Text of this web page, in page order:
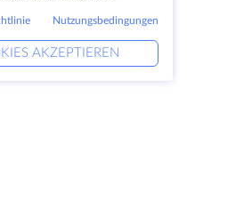
Nutzungsbedingungen
AKZEPTIEREN